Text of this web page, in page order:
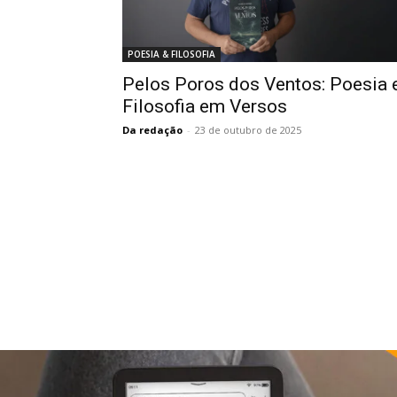
POESIA & FILOSOFIA
Pelos Poros dos Ventos: Poesia
Filosofia em Versos
Da redação - 23 de outubro de 2025